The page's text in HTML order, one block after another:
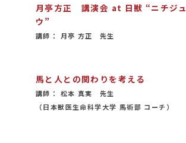
月亭方正 講演会 at 日獣 “ニチジュ
ウ”
講師： 月亭 方正 先生
馬と人との関わりを考える
講師： 松本 真実 先生
（日本獣医生命科学大学 馬術部 コーチ）